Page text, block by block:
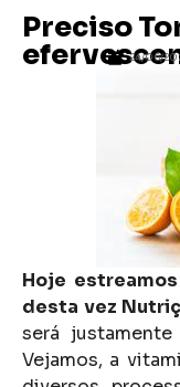
Preciso
24/06/
Hoje
desta vez
será
Vejamos, a